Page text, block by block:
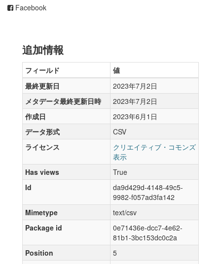
Facebook
追加情報
フィールド
値
最終更新日
2023年7月2日
メタデータ最終更新日時
2023年7月2日
作成日
2023年6月1日
データ形式
CSV
ライセンス
クリエイティブ・コモンズ
表示
Has views
True
Id
da9d429d-4148-49c5-
9982-f057ad3fa142
Mimetype
text/csv
Package id
0e71436e-dcc7-4e62-
81b1-3bc153dc0c2a
Position
5